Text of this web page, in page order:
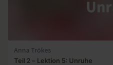
Anna Trökes
Teil 2 – Lektion 5: Unruhe